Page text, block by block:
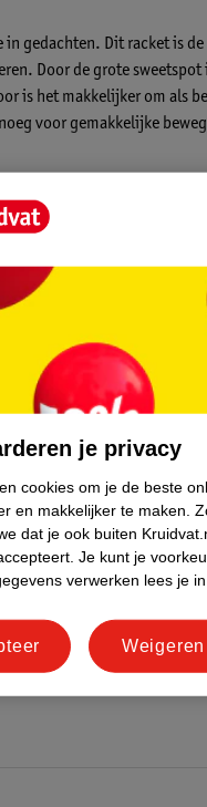
in gedachten. Dit racket is
Door de grote
is het makkelijker om als
voor gemakkelijke
blad, bereikt het
van VirtuFit. Deze
die zorgt voor
de padelbaan. Met deze
om je padelspel naar een
je privacy
cookies om je de beste
en makkelijker te maken.
dat je ook buiten
Je kunt je
verwerken lees je
Weigeren